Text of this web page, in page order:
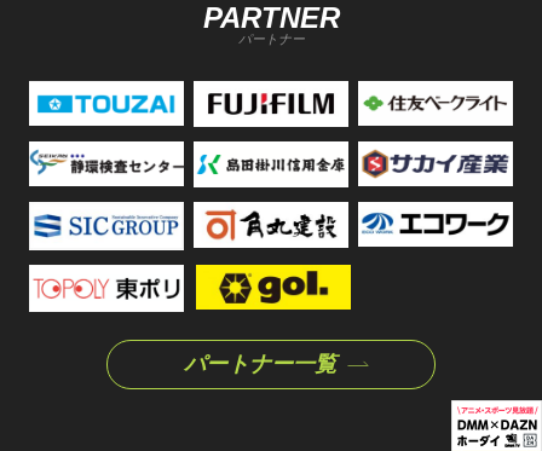
PARTNER
パートナー
パートナー一覧